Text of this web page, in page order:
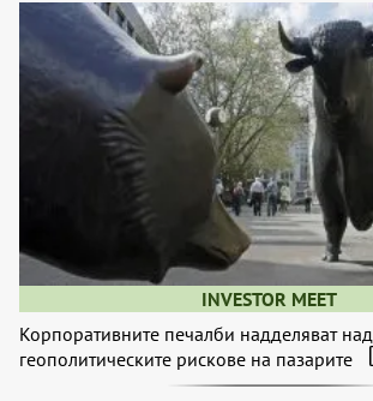
INVESTOR MEET
Корпоративните печалби надделяват над
геополитическите рискове на пазарите